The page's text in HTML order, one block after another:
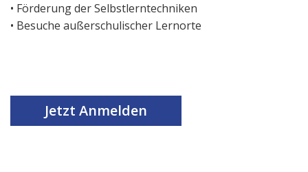
• Förderung der Selbstlerntechniken
• Besuche außerschulischer Lernorte
Jetzt Anmelden